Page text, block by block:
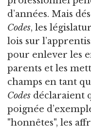
d’années. Mais
Codes, les
lois sur
pour enlever les
parents et les
champs en tant
Codes déclaraient
poignée
"honnêtes", les